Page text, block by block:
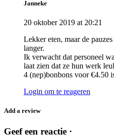
Janneke
20 oktober 2019 at 20:21
Lekker eten, maar de
langer.
Ik verwacht dat personeel
laat zien dat ze hun werk
4 (nep)bonbons voor €4.50
Login om te reageren
Add a review
Geef een reactie ·